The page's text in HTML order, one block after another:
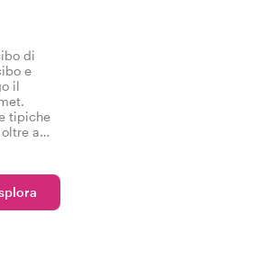
di
e
il
tipiche
a